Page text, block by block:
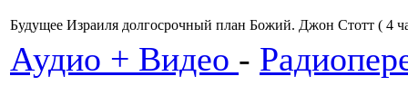
Будущее Израиля долгосрочный план Божий. Джон Стотт ( 4
Аудио + Видео -